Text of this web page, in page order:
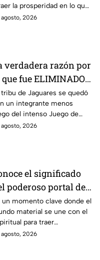
la prosperidad en lo que
del año.
2026
verdadera razón por
fue ELIMINADO
Grupero de
México La
en Llamas
tribu de Jaguares se quedó
un integrante menos
del intenso Juego de
disputado el
2026
el significado
poderoso portal de
Puerta del León 2026
un momento clave donde el
material se une con el
para traer
2026